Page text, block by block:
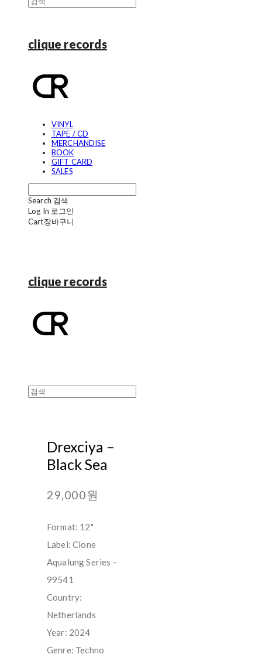
clique records
VINYL
TAPE / CD
MERCHANDISE
BOOK
GIFT CARD
SALES
Search 검색
Log In 로그인
Cart장바구니
clique records
Drexciya –
Black Sea
29,000원
Format: 12"
Label: Clone
Aqualung Series –
99541
Country:
Netherlands
Year: 2024
Genre: Techno